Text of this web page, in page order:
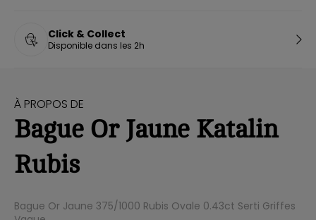
Click & Collect
Disponible dans les 2h
À PROPOS DE
Bague Or Jaune Katalin
Rubis
Bague Or Jaune 375/1000 Rubis Ovale 0.43ct Serti Griffes